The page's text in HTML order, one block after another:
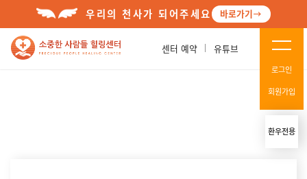
우리의 천사가 되어주세요 바로가기
센터 예약 유튜브
로그인
회원가입
환우전용